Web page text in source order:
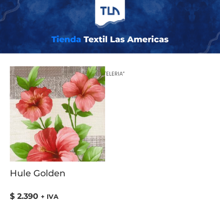
Inicio/ Productos etiquetados “MANTELERIA”
Hule Golden
$ 2.390 + IVA